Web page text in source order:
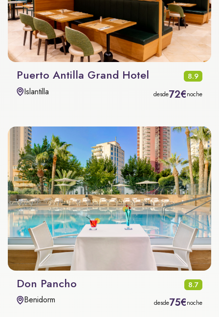
Puerto Antilla Grand Hotel 8.9
Islantilla desde72€noche
Don Pancho 8.7
Benidorm desde75€noche